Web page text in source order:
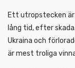
Ett utropstecken
lång tid, efter
Ukraina och
är mest troliga